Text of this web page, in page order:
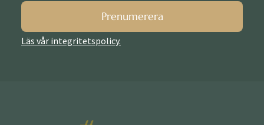
Prenumerera
Läs vår integritetspolicy.